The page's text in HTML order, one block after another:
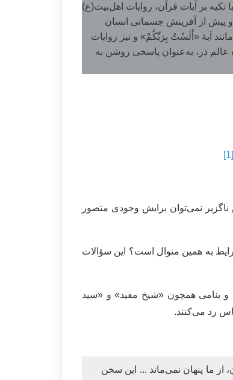
بر آیات قرآن، روایات اهل‌بیت(ع)
و پیش از آفرینش جسمانی انسان
آیۀ «أَلَسْتُ بِرَبِّكُمْ» و نیز روایات
عالم ذر، به‌عنوان پاسخی روشن به
[1]
ناگزیر نمی‌توان برایش وجودی متصور
به همین منوال است؟ این سؤالات
و بنامی همچون «شیخ مفید» و «سید
رد می‌کنند.
از ما پنهان نمی‌ماند ... این سخن